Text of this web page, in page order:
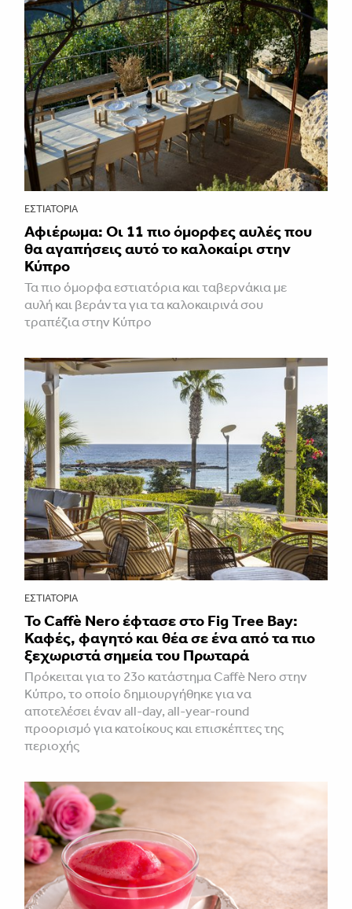
ΕΣΤΙΑΤΌΡΙΑ
Αφιέρωμα: Οι 11 πιο όμορφες αυλές που
θα αγαπήσεις αυτό το καλοκαίρι στην
Κύπρο
Τα πιο όμορφα εστιατόρια και ταβερνάκια με
αυλή και βεράντα για τα καλοκαιρινά σου
τραπέζια στην Κύπρο
ΕΣΤΙΑΤΌΡΙΑ
Το Caffè Nero έφτασε στο Fig Tree Bay:
Καφές, φαγητό και θέα σε ένα από τα πιο
ξεχωριστά σημεία του Πρωταρά
Πρόκειται για το 23ο κατάστημα Caffè Nero στην
Κύπρο, το οποίο δημιουργήθηκε για να
αποτελέσει έναν all-day, all-year-round
προορισμό για κατοίκους και επισκέπτες της
περιοχής